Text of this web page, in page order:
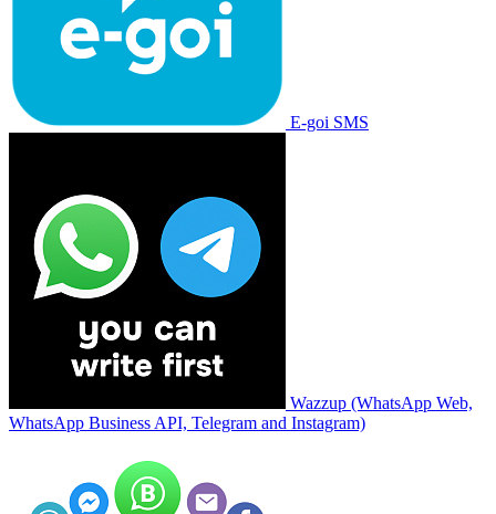
E-goi SMS
Wazzup (WhatsApp Web,
WhatsApp Business API, Telegram and Instagram)